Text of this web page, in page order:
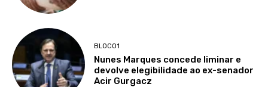
BLOCO1
Nunes Marques concede liminar e
devolve elegibilidade ao ex-senador
Acir Gurgacz